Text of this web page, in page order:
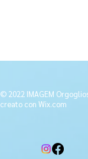
© 2022 IMAGEM
creato con Wix.com